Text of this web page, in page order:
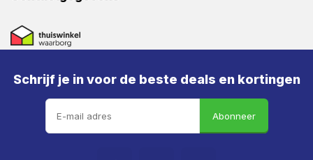
Schrijf je in voor de beste deals en kortingen
Abonneer